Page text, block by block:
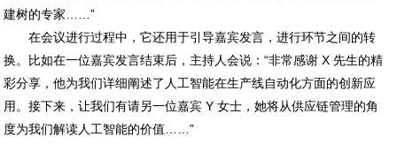
建树的专家……”
在会议进行过程中，它还用于引导嘉宾发言，进行环节之间的转
换。比如在一位嘉宾发言结束后，主持人会说：“非常感谢 X 先生的精
彩分享，他为我们详细阐述了人工智能在生产线自动化方面的创新应
用。接下来，让我们有请另一位嘉宾 Y 女士，她将从供应链管理的角
度为我们解读人工智能的价值……”